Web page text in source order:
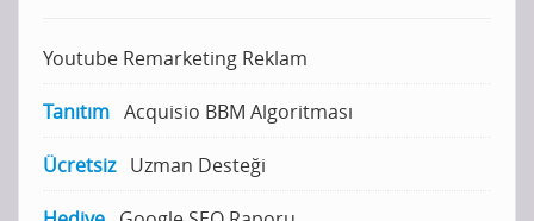
Youtube Remarketing Reklam
Tanıtım Acquisio BBM Algoritması
Ücretsiz Uzman Desteği